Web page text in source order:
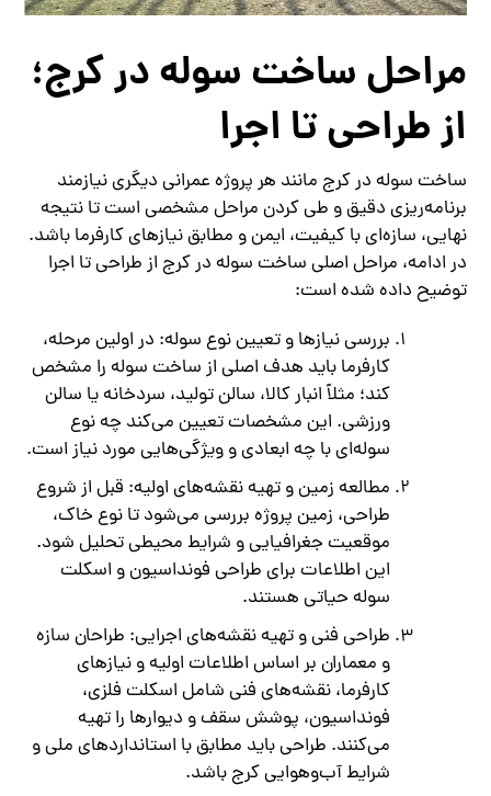
مراحل ساخت سوله در کرج؛
از طراحی تا اجرا
ساخت سوله در کرج مانند هر پروژه عمرانی دیگری نیازمند
برنامه‌ریزی دقیق و طی کردن مراحل مشخصی است تا نتیجه
نهایی، سازه‌ای با کیفیت، ایمن و مطابق نیازهای کارفرما باشد.
در ادامه، مراحل اصلی ساخت سوله در کرج از طراحی تا اجرا
توضیح داده شده است:
بررسی نیازها و تعیین نوع سوله: در اولین مرحله،
کارفرما باید هدف اصلی از ساخت سوله را مشخص
کند؛ مثلاً انبار کالا، سالن تولید، سردخانه یا سالن
ورزشی. این مشخصات تعیین می‌کند چه نوع
سوله‌ای با چه ابعادی و ویژگی‌هایی مورد نیاز است.
مطالعه زمین و تهیه نقشه‌های اولیه: قبل از شروع
طراحی، زمین پروژه بررسی می‌شود تا نوع خاک،
موقعیت جغرافیایی و شرایط محیطی تحلیل شود.
این اطلاعات برای طراحی فونداسیون و اسکلت
سوله حیاتی هستند.
طراحی فنی و تهیه نقشه‌های اجرایی: طراحان سازه
و معماران بر اساس اطلاعات اولیه و نیازهای
کارفرما، نقشه‌های فنی شامل اسکلت فلزی،
فونداسیون، پوشش سقف و دیوارها را تهیه
می‌کنند. طراحی باید مطابق با استانداردهای ملی و
شرایط آب‌وهوایی کرج باشد.